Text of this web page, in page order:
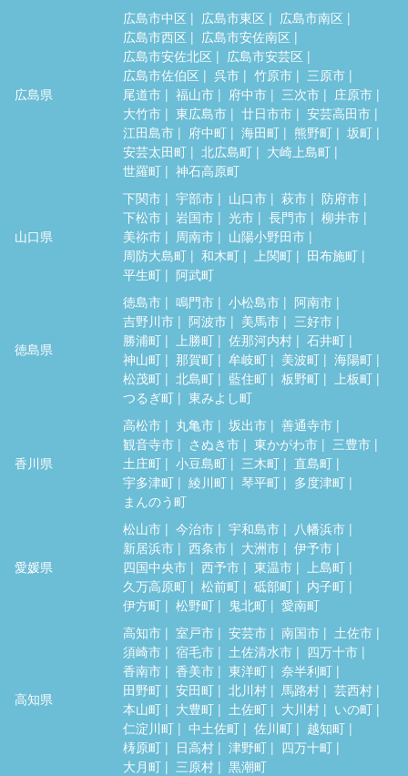
広島県
広島市中区 広島市東区
広島市南区
広島市西区
広島市安佐南区
広島市安佐北区
広島市安芸区
広島市佐伯区
呉市 竹原市
三原市
尾道市
福山市 府中市 三次市
庄原市
大竹市
東広島市 廿日市市
安芸高田市
江田島市
府中町 海田町 熊野町
坂町
安芸太田町
北広島町
大崎上島町
世羅町
神石高原町
山口県
下関市 宇部市 山口市 萩市
防府市
下松市
岩国市 光市 長門市
柳井市
美祢市
周南市
山陽小野田市
周防大島町
和木町 上関町
田布施町
平生町
阿武町
徳島県
徳島市 鳴門市 小松島市
阿南市
吉野川市
阿波市 美馬市
三好市
勝浦町
上勝町 佐那河内村
石井町
神山町
那賀町 牟岐町 美波町
海陽町
松茂町
北島町 藍住町 板野町
上板町
つるぎ町
東みよし町
香川県
高松市 丸亀市 坂出市
善通寺市
観音寺市
さぬき市 東かがわ市
三豊市
土庄町
小豆島町 三木町
直島町
宇多津町
綾川町 琴平町
多度津町
まんのう町
愛媛県
松山市 今治市 宇和島市
八幡浜市
新居浜市
西条市 大洲市
伊予市
四国中央市
西予市 東温市
上島町
久万高原町
松前町 砥部町
内子町
伊方町
松野町 鬼北町 愛南町
高知県
高知市 室戸市 安芸市 南国市
土佐市
須崎市
宿毛市 土佐清水市
四万十市
香南市
香美市 東洋町
奈半利町
田野町
安田町 北川村 馬路村
芸西村
本山町
大豊町 土佐町 大川村
いの町
仁淀川町
中土佐町 佐川町
越知町
梼原町
日高村 津野町
四万十町
大月町
三原村 黒潮町